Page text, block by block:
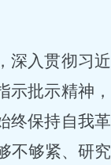
深入贯彻习近
批示精神，
终保持自我革
不够紧、研究